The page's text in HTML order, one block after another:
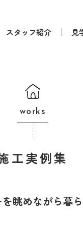
スタッフ紹介 見
works
工実例集
眺めながら暮